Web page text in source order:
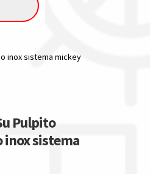
inox sistema mickey
Pulpito
inox sistema